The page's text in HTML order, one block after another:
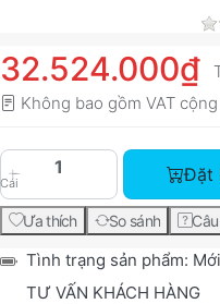
32.524.000₫
Không bao gồm VAT
Cái
HP ScanJet
Đặt
Ưa thích So sánh
Tình trạng sản phẩm: Mới
TƯ VẤN KHÁCH HÀNG